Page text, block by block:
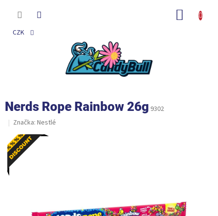
CZK
Nerds Rope Rainbow 26g 9302
Akce
Značka: Nestlé